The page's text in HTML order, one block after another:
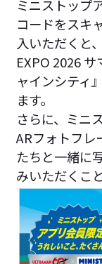
ミニストップ
コードをスキ
入いただくと
EXPO 2026
ャインシティ
ます。
さらに、ミニ
ARフォトフレ
たちと一緒に
みいただくこ